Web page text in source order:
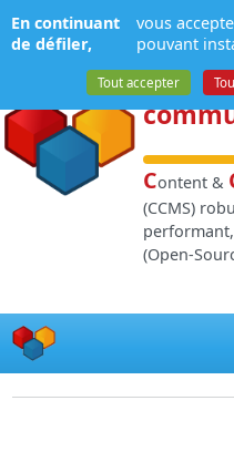
NPDS
Content &
(CCMS)
(Open-
Panneau de gestion des cookies
En continuant
de défiler,
vous
pouvant
Tout accepter